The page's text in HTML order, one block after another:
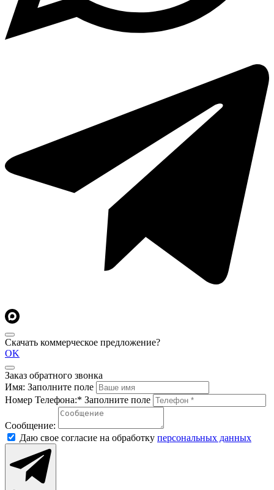
Скачать коммерческое предложение?
OK
Заказ обратного звонка
Имя: Заполните поле
Номер Телефона:* Заполните поле
Сообщение:
Даю свое согласие на обработку персональных данных